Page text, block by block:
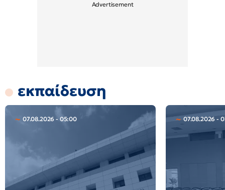
εκπαίδευση
07.08.2026 - 05:00 07.08.2026 -